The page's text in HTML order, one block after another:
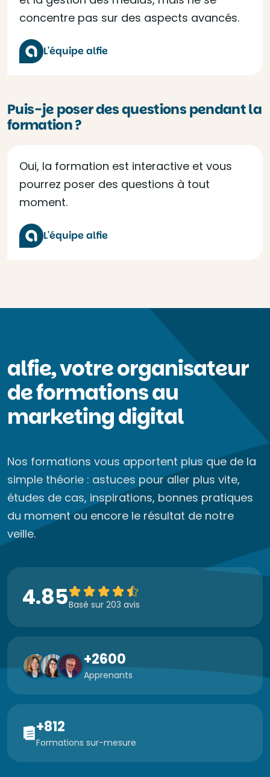
concentre pas sur des aspects avancés.
L'équipe alfie
Puis-je poser des questions pendant la
formation ?
Oui, la formation est interactive et vous
pourrez poser des questions à tout
moment.
L'équipe alfie
alfie, votre organisateur
de formations au
marketing digital
Nos formations vous apportent plus que de la
simple théorie : astuces pour aller plus vite,
études de cas, inspirations, bonnes pratiques
du moment ou encore le résultat de notre
veille.
4.85Basé sur 203 avis
+2600
Apprenants
+812
Formations sur-mesure